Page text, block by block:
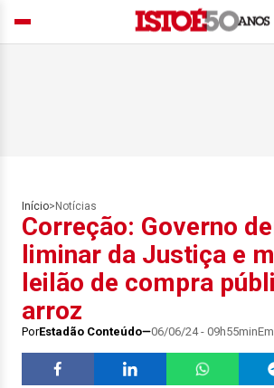
Início> Notícias
Correção: Governo
liminar da Justiça e
leilão de compra
arroz
PorEstadão Conteúdo 06/06/24 - 09h55minEm